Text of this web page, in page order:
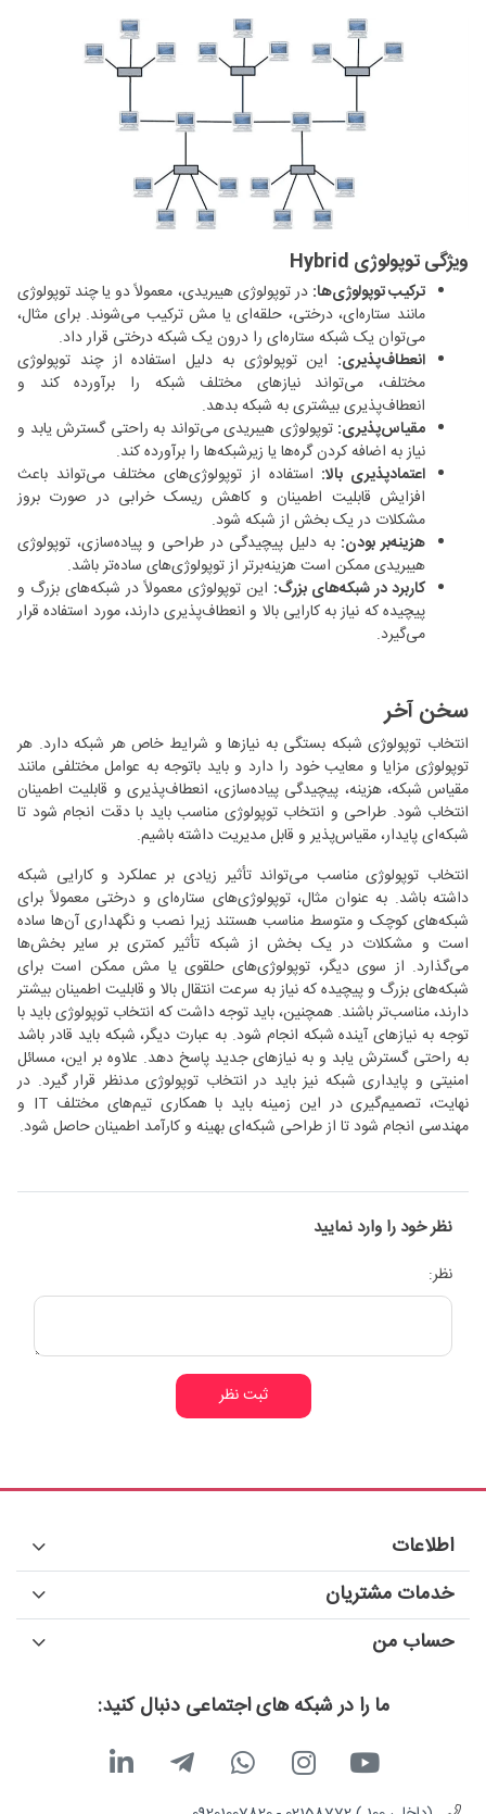
ویژگی توپولوژی Hybrid
ترکیب توپولوژی‌ها: در توپولوژی هیبریدی، معمولاً دو یا چند توپولوژی
مانند ستاره‌ای، درختی، حلقه‌ای یا مش ترکیب می‌شوند. برای مثال،
می‌توان یک شبکه ستاره‌ای را درون یک شبکه درختی قرار داد.
انعطاف‌پذیری: این توپولوژی به دلیل استفاده از چند توپولوژی
مختلف، می‌تواند نیازهای مختلف شبکه را برآورده کند و
انعطاف‌پذیری بیشتری به شبکه بدهد.
مقیاس‌پذیری: توپولوژی هیبریدی می‌تواند به راحتی گسترش یابد و
نیاز به اضافه کردن گره‌ها یا زیرشبکه‌ها را برآورده کند.
اعتمادپذیری بالا: استفاده از توپولوژی‌های مختلف می‌تواند باعث
افزایش قابلیت اطمینان و کاهش ریسک خرابی در صورت بروز
مشکلات در یک بخش از شبکه شود.
هزینه‌بر بودن: به دلیل پیچیدگی در طراحی و پیاده‌سازی، توپولوژی
هیبریدی ممکن است هزینه‌برتر از توپولوژی‌های ساده‌تر باشد.
کاربرد در شبکه‌های بزرگ: این توپولوژی معمولاً در شبکه‌های بزرگ و
پیچیده که نیاز به کارایی بالا و انعطاف‌پذیری دارند، مورد استفاده قرار
می‌گیرد.
سخن آخر
انتخاب توپولوژی شبکه بستگی به نیازها و شرایط خاص هر شبکه دارد. هر
توپولوژی مزایا و معایب خود را دارد و باید باتوجه به عوامل مختلفی مانند
مقیاس شبکه، هزینه، پیچیدگی پیاده‌سازی، انعطاف‌پذیری و قابلیت اطمینان
انتخاب شود. طراحی و انتخاب توپولوژی مناسب باید با دقت انجام شود تا
شبکه‌ای پایدار، مقیاس‌پذیر و قابل مدیریت داشته باشیم.
انتخاب توپولوژی مناسب می‌تواند تأثیر زیادی بر عملکرد و کارایی شبکه
داشته باشد. به عنوان مثال، توپولوژی‌های ستاره‌ای و درختی معمولاً برای
شبکه‌های کوچک و متوسط مناسب هستند زیرا نصب و نگهداری آن‌ها ساده
است و مشکلات در یک بخش از شبکه تأثیر کمتری بر سایر بخش‌ها
می‌گذارد. از سوی دیگر، توپولوژی‌های حلقوی یا مش ممکن است برای
شبکه‌های بزرگ و پیچیده که نیاز به سرعت انتقال بالا و قابلیت اطمینان بیشتر
دارند، مناسب‌تر باشند. همچنین، باید توجه داشت که انتخاب توپولوژی باید با
توجه به نیازهای آینده شبکه انجام شود. به عبارت دیگر، شبکه باید قادر باشد
به راحتی گسترش یابد و به نیازهای جدید پاسخ دهد. علاوه بر این، مسائل
امنیتی و پایداری شبکه نیز باید در انتخاب توپولوژی مدنظر قرار گیرد. در
نهایت، تصمیم‌گیری در این زمینه باید با همکاری تیم‌های مختلف IT و
مهندسی انجام شود تا از طراحی شبکه‌ای بهینه و کارآمد اطمینان حاصل شود.
نظر خود را وارد نمایید
نظر:
ثبت نظر
ما را در شبکه های اجتماعی دنبال کنید:
اطلاعات
خدمات مشتریان
حساب من